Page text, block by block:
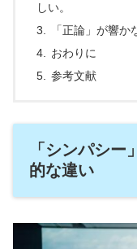
しい。
「正論」が響
おわりに
参考文献
「シンパシ
的な違い